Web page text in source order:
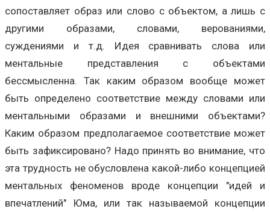
сопоставляет образ или слово с объектом, а лишь с
другими образами, словами, верованиями,
суждениями и т.д. Идея сравнивать слова или
ментальные представления с объектами
бессмысленна. Так каким образом вообще может
быть определено соответствие между словами или
ментальными образами и внешними объектами?
Каким образом предполагаемое соответствие может
быть зафиксировано? Надо принять во внимание, что
эта трудность не обусловлена какой-либо концепцией
ментальных феноменов вроде концепции "идей и
впечатлений" Юма, или так называемой концепции